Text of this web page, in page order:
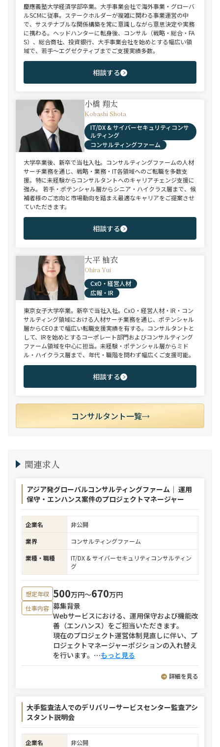
慶應義塾大学経済学部卒業。大手事業会社で海外事業・グローバ
ルSCMに従事。ステークホルダーが複雑に関わる事業運営の中
で、サステナブルな関係構築を常に意識しながら意思決定や実務
に携わる。ヘッドハンターに転身後、コンサル（戦略・総合・FA
S）、総合商社、投資銀行、大手事業会社を始めとする幅広い領
域で、若手～エグゼクティブまでご支援実績多数。
相談する
小橋 翔太
Kobashi Shota
IT/DX & サイバーセキュリティコンサ
ルティング
コンサルティングファーム
大学卒業後、新卒で当社入社。コンサルティングファームの人材
サーチ業務を通じ、戦略・業務・IT各領域へのご転職を多数支
援。特に未経験からコンサルタントへのキャリアチェンジ支援に
強み。 若手・ポテンシャル層からシニア・ハイクラス層まで、候
補者様のご志向と市場動向を踏まえ最適なキャリアをご提案させ
ていただきます。
相談する
大平 柚衣
Ohira Yui
CxO・経営人材
広報・IR
東京女子大学卒業。新卒で当社入社。CxO・経営人材・IR・コン
サルティング領域における人材サーチ業務を通じ、ポテンシャル
層からCEOまで幅広い転職支援実績を有する。コンサルタントと
して、IRを始めとするコーポレート部門およびコンサルティング
ファーム領域を中心に担当。未経験・ポテンシャル層からミド
ル・ハイクラス層まで、年代・職階を問わず幅広くご支援可能。
相談する
コンサルタント一覧
関連求人
アジア発グローバルコンサルティングファーム｜ 運用
保守・エンハンス案件のプロジェクトマネージャー
企業名
非公開
業界
コンサルティングファーム
業種・職種
IT/DX & サイバーセキュリティコンサルティン
グ
想定年収 500万円〜670万円
仕事内容 募集背景
Webサービスにおける、運用保守および機能改
善（エンハンス）をご担当いただきます。
現在のプロジェクト運営体制見直しに伴い、プ
ロジェクトマネージャーポジションの入れ替え
を行います。 ⋯もっと見る
詳細を見る
大手監査法人でのデリバリーサービスセンター監査アシ
スタント説明会
企業名
非公開